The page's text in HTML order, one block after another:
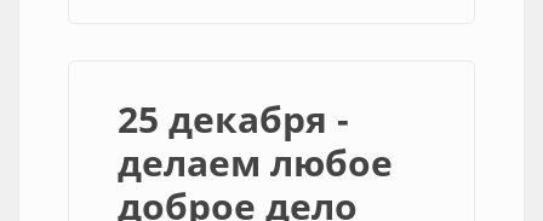
25 декабря -
делаем любое
доброе дело